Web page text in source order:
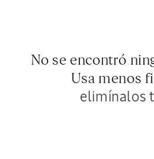
No se encontró
Usa menos
elimínalos